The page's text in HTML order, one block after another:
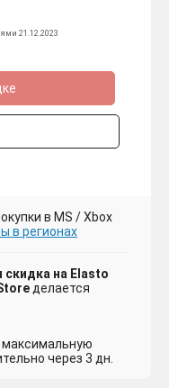
21.12.2023
в MS / Xbox
в регионах
на Elasto
делается
через 3 дн.